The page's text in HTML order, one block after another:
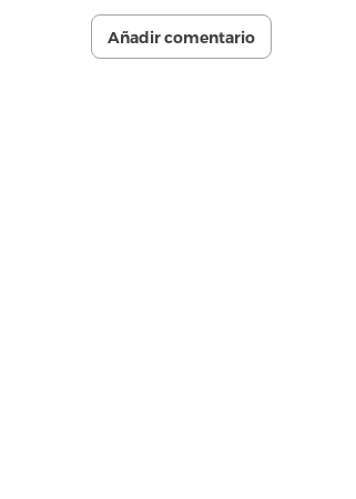
Añadir comentario